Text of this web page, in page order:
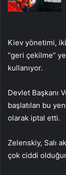
Kiev yönetimi,
“geri çekilme”
kullanıyor.
Devlet Başkanı
başlatılan bu
olarak iptal etti.
Zelenskiy, Salı
çok ciddi